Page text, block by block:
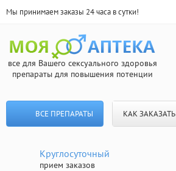
Мы принимаем заказы 24 часа в сутки!
все для Вашего сексуального здоровья
препараты для повышения потенции
ВСЕ ПРЕПАРАТЫ КАК ЗАКАЗАТЬ
Круглосуточный
прием заказов